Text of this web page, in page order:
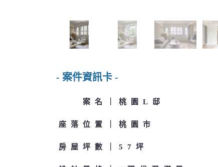
- 案件資訊卡 -
案名 桃園L邸
座落位置 桃園市
房屋坪數 57坪